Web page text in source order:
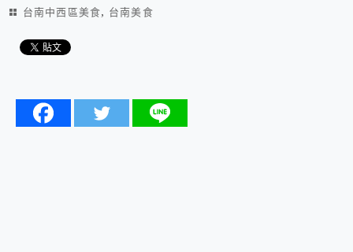
台南中西區美食, 台南美食